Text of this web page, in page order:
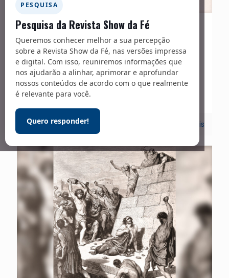
PESQUISA
Pesquisa da Revista Show da Fé
Queremos conhecer melhor a sua percepção
sobre a Revista Show da Fé, nas versões impressa
e digital. Com isso, reuniremos informações que
nos ajudarão a alinhar, aprimorar e aprofundar
nossos conteúdos de acordo com o que realmente
é relevante para você.
Quero responder!
11/12/2025
Teólogo e pastor, Roger Williams
se destacou por defender o
direito à livre consciência de fé
Leia mais